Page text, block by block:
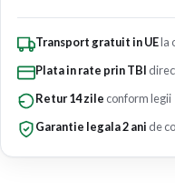
Transport gratuit in UEla
Plata in rate prin TBI
Retur 14 zile conform legii
Garantie legala 2 ani de